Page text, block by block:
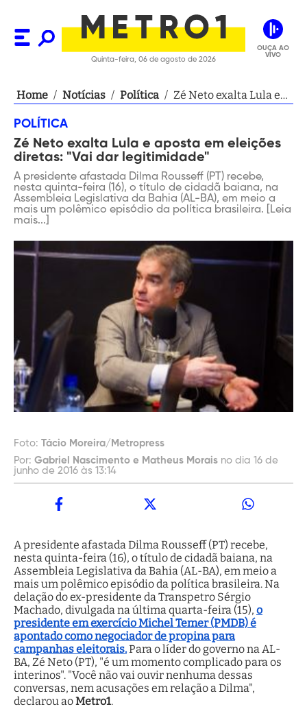
Quinta-feira, 06 de agosto de 2026
OUÇA AO
VIVO
Home / Notícias / Política / Zé Neto exalta Lula e
legitimidade"
POLÍTICA
Zé Neto exalta Lula e aposta em eleições
diretas: "Vai dar legitimidade"
A presidente afastada Dilma Rousseff (PT) recebe,
nesta quinta-feira (16), o título de cidadã baiana, na
Assembleia Legislativa da Bahia (AL-BA), em meio a
mais um polêmico episódio da política brasileira. [Leia
mais...]
Foto: Tácio Moreira/Metropress
Por: Gabriel Nascimento e Matheus Morais no dia 16 de
junho de 2016 às 13:14
A presidente afastada Dilma Rousseff (PT) recebe,
nesta quinta-feira (16), o título de cidadã baiana, na
Assembleia Legislativa da Bahia (AL-BA), em meio a
mais um polêmico episódio da política brasileira. Na
delação do ex-presidente da Transpetro Sérgio
Machado, divulgada na última quarta-feira (15), o
presidente em exercício Michel Temer (PMDB) é
apontado como negociador de propina para
campanhas eleitorais.Para o líder do governo na AL-
BA, Zé Neto (PT), "é um momento complicado para os
interinos". "Você não vai ouvir nenhuma dessas
conversas, nem acusações em relação a Dilma",
declarou aoMetro1.